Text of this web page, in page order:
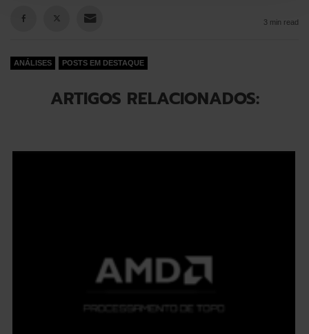
3 min read
ANÁLISES POSTS EM DESTAQUE
ARTIGOS RELACIONADOS: